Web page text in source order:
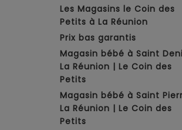
Les Magasins le Coin des
Petits à La Réunion
Prix bas garantis
Magasin bébé à Saint
La Réunion | Le Coin des
Petits
Magasin bébé à Saint
La Réunion | Le Coin des
Petits